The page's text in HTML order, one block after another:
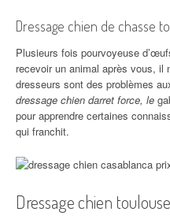
Dressage chien de chasse
Plusieurs fois pourvoyeuse
recevoir un animal après vous, il
dresseurs sont des problèmes
dressage chien darret force, le
pour apprendre certaines
qui franchit.
Dressage chien